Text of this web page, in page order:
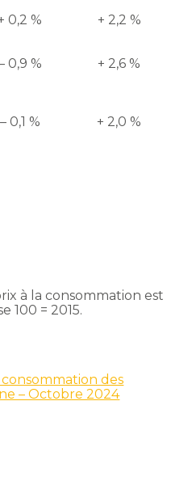
0,2 % + 2,2 %
0,9 % + 2,6 %
– 0,1 % + 2,0 %
à la consommation est
100 = 2015.
des
– Octobre 2024